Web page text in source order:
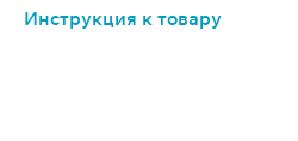
Инструкция к товару